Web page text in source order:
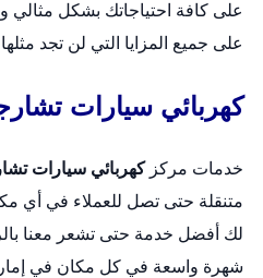
على كافة احتياجاتك بشكل مثالي
على جميع المزايا التي لن تجد
كهربائي سيارات
خدمات مركزكهربائي سيارات
متنقلة حتى تصل للعملاء في أي
لك أفضل خدمة حتى تشعر معنا
شهرة واسعة في كل مكان في إمارة